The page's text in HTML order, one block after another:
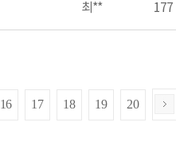
최** 177
16 17 18 19 20